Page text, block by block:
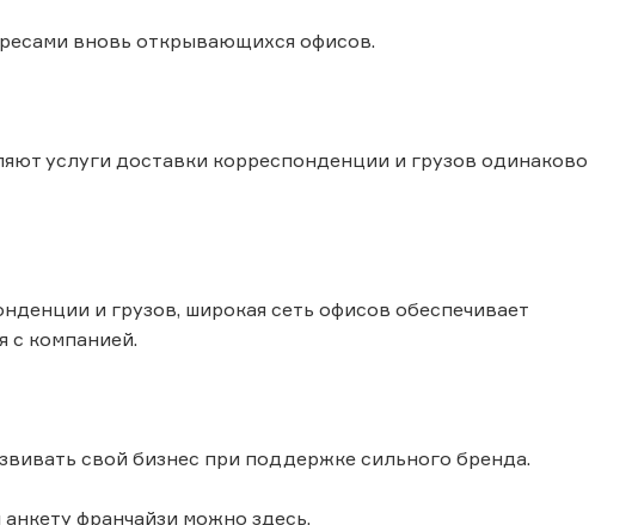
вновь открывающихся офисов.
услуги доставки корреспонденции и грузов одинаково
и грузов, широкая сеть офисов обеспечивает
с компанией.
свой бизнес при поддержке сильного бренда.
франчайзи можно здесь.